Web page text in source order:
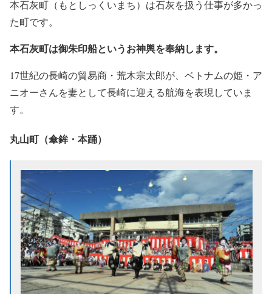
本石灰町（もとしっくいまち）は石灰を扱う仕事が多かっ
た町です。
本石灰町は御朱印船というお神輿を奉納します。
17世紀の長崎の貿易商・荒木宗太郎が、ベトナムの姫・ア
ニオーさんを妻として長崎に迎える航海を表現していま
す。
丸山町（傘鉾・本踊）